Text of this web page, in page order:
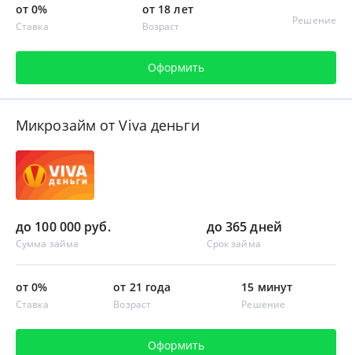
от 0%
Ставка
от 18 лет
Возраст Решение
Оформить
Микрозайм от Viva деньги
до 100 000 руб.
Сумма займа
до 365 дней
Срок займа
от 0%
Ставка
от 21 года
Возраст
15 минут
Решение
Оформить